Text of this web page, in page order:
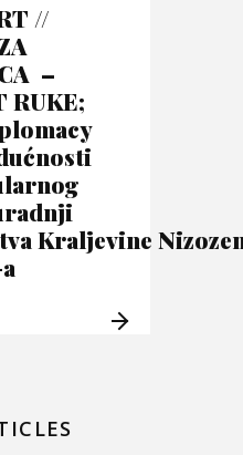
//
–
RUKE;
Kraljevine